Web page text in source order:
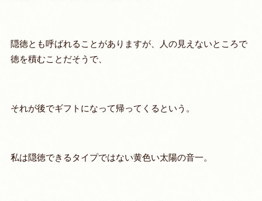
隠徳とも呼ばれることがありますが、人の見えないところで
徳を積むことだそうで、
それが後でギフトになって帰ってくるという。
私は隠徳できるタイプではない黄色い太陽の音一。